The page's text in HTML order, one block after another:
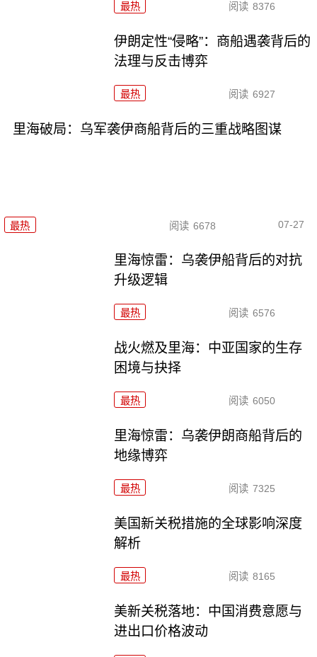
最热 阅读 8376
伊朗定性“侵略”：商船遇袭背后的
法理与反击博弈
最热 阅读 6927
里海破局：乌军袭伊商船背后的三重战略图谋
最热 阅读 6678 07-27
里海惊雷：乌袭伊船背后的对抗
升级逻辑
最热 阅读 6576
战火燃及里海：中亚国家的生存
困境与抉择
最热 阅读 6050
里海惊雷：乌袭伊朗商船背后的
地缘博弈
最热 阅读 7325
美国新关税措施的全球影响深度
解析
最热 阅读 8165
美新关税落地：中国消费意愿与
进出口价格波动